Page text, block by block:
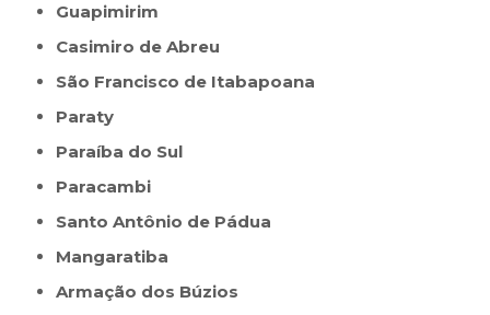
Guapimirim
Casimiro de Abreu
São Francisco de Itabapoana
Paraty
Paraíba do Sul
Paracambi
Santo Antônio de Pádua
Mangaratiba
Armação dos Búzios